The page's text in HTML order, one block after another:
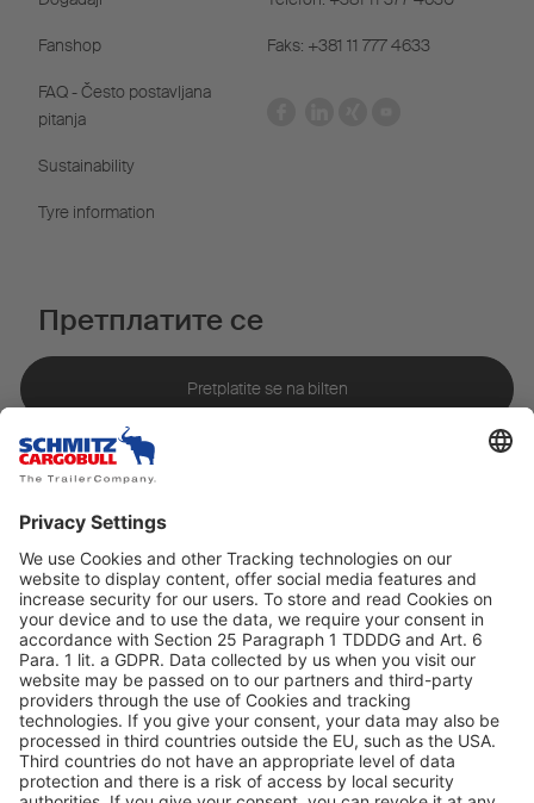
Fanshop
FAQ - Često postavljana
pitanja
Sustainability
Tyre information
Faks: +381 11 777 4633
Претплатите се